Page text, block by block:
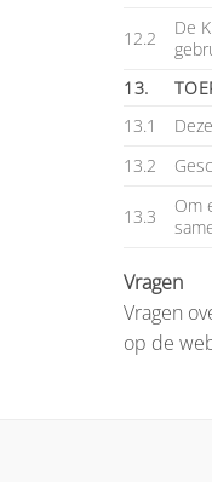
12.2
De
13.
13.1
13.2
13.3
Om
Vragen
Vragen
op de